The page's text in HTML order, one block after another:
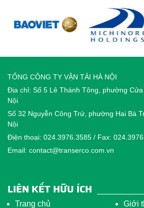
TỔNG CÔNG TY VẬN TẢI HÀ NỘI
Địa chỉ: Số 5 Lê Thánh Tông, phường
Nội
Số 32 Nguyễn Công Trứ, phường Hai Bà
Nội
Điện thoại: 024.3976.3585 / Fax:
Email: contact@transerco.com.vn
LIÊN KẾT HỮU ÍCH
Trang chủ Giới